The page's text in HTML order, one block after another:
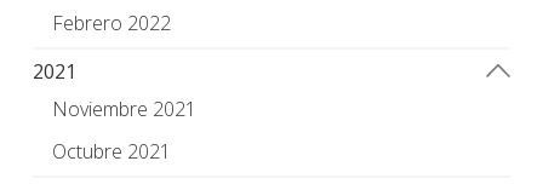
Febrero 2022
2021
Noviembre 2021
Octubre 2021